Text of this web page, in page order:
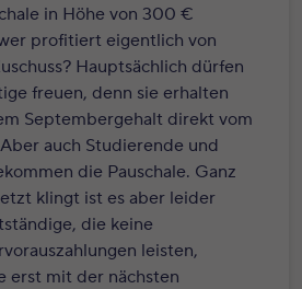
in Höhe von 300 €
profitiert eigentlich von
Hauptsächlich dürfen
freuen, denn sie erhalten
Septembergehalt direkt vom
auch Studierende und
die Pauschale. Ganz
klingt ist es aber leider
die keine
leisten,
erst mit der nächsten